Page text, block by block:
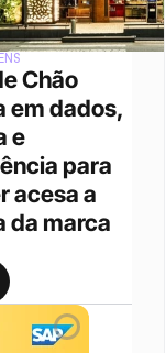
Chão
em dados,
e
para
acesa a
da marca